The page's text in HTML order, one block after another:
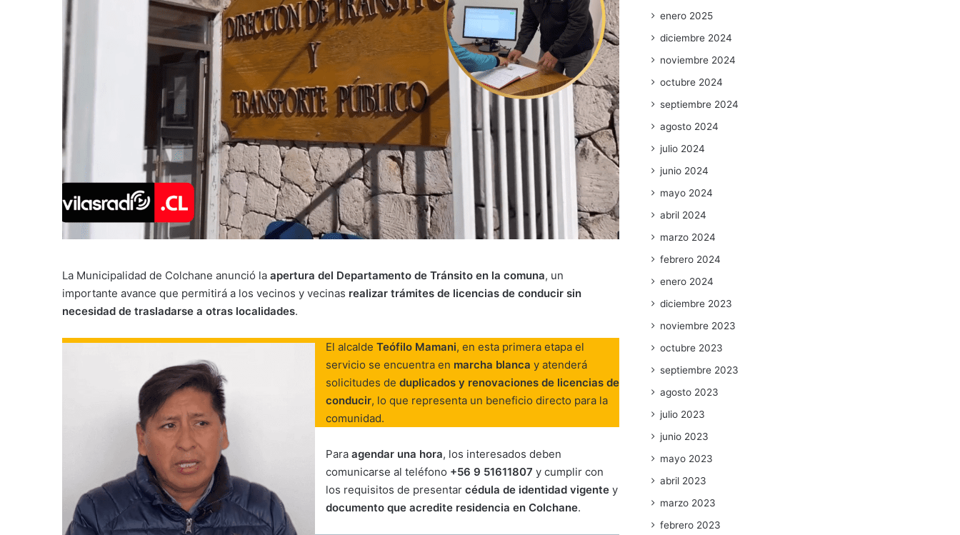
La Municipalidad de Colchane anunció la apertura del Departamento de Tránsito en la comuna, un
importante avance que permitirá a los vecinos y vecinas realizar trámites de licencias de conducir sin
necesidad de trasladarse a otras localidades.
El alcalde Teófilo Mamani, en esta primera etapa el
servicio se encuentra en marcha blanca y atenderá
solicitudes de duplicados y renovaciones de licencias de
conducir, lo que representa un beneficio directo para la
comunidad.
Para agendar una hora, los interesados deben
comunicarse al teléfono +56 9 51611807 y cumplir con
los requisitos de presentar cédula de identidad vigente y
documento que acredite residencia en Colchane.
enero 2025
diciembre 2024
noviembre 2024
octubre 2024
septiembre 2024
agosto 2024
julio 2024
junio 2024
mayo 2024
abril 2024
marzo 2024
febrero 2024
enero 2024
diciembre 2023
noviembre 2023
octubre 2023
septiembre 2023
agosto 2023
julio 2023
junio 2023
mayo 2023
abril 2023
marzo 2023
febrero 2023